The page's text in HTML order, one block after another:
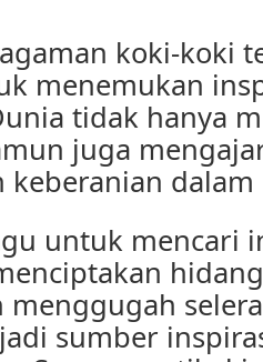
koki-koki
menemukan
tidak hanya
juga
keberanian dalam
untuk mencari
menggugah
sumber